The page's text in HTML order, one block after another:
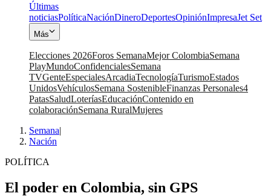
Últimas
noticiasPolíticaNaciónDineroDeportesOpiniónImpresaJet Set
Más
Elecciones 2026Foros SemanaMejor ColombiaSemana
PlayMundoConfidencialesSemana
TVGenteEspecialesArcadiaTecnologíaTurismoEstados
UnidosVehículosSemana SostenibleFinanzas Personales4
PatasSaludLoteríasEducaciónContenido en
colaboraciónSemana RuralMujeres
Semana|
Nación
POLÍTICA
El poder en Colombia, sin GPS